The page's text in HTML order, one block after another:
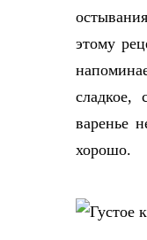
этому
сладкое,
варенье
хорошо.